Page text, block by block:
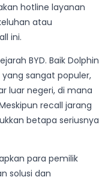
hotline layanan
atau
ini.
BYD. Baik Dolphin
sangat populer,
luar negeri, di mana
recall jarang
betapa seriusnya
para pemilik
solusi dan